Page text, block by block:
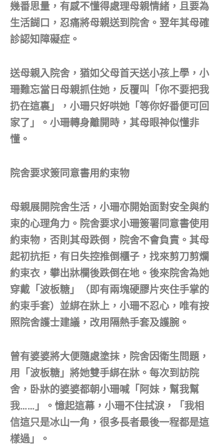
幾番思量，有感不懂得處理母親情緒，且要為
生活餬口，忍痛將母親送到院舍。翌年其母確
診認知障礙症。
送母親入院舍，猶如父母首天送小孩上學，小
珊難忘當日母親抓住她，反覆叫「你不要把我
扔在這裏」，小珊只好哄她「等你好番便可回
家了」。小珊轉身離開時，其母眼神似懂非
懂。
院舍要求簽同意書用約束物
母親展開院舍生活，小珊亦開始面對安全與約
束的心理角力。院舍要求小珊簽署同意書使用
約束物，否則其母跌倒，院舍不會負責。其母
起初抗拒，有日失控推倒櫃子，找來剪刀剪爛
約束衣，攀出牀欄後跌倒在地。後來院舍為她
穿戴「波板糖」（即有兩塊硬膠片夾住手掌的
約束手套）並綁在牀上，小珊不忍心，唯有按
照院舍護士建議，改用隔熱手套及護腕。
曾有婆婆將大便隨處塗抹，院舍因衛生問題，
用「波板糖」將她雙手綁在牀。每次到訪院
舍，卧牀的婆婆都朝小珊喊「阿妹，幫我幫
我……」。憶起這幕，小珊不住拭淚，「我相
信這只是冰山一角，很多長者最後一程都是這
樣過」。